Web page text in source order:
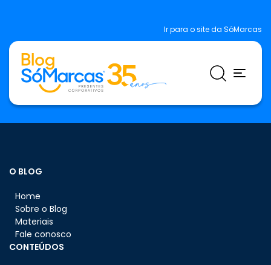
Ir para o site da SóMarcas
O BLOG
Home
Sobre o Blog
Materiais
Fale conosco
CONTEÚDOS